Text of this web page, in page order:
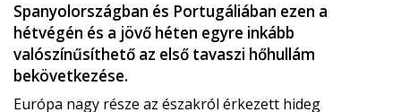
Spanyolországban és Portugáliában ezen a
hétvégén és a jövő héten egyre inkább
valószínűsíthető az első tavaszi hőhullám
bekövetkezése.
Európa nagy része az északról érkezett hideg